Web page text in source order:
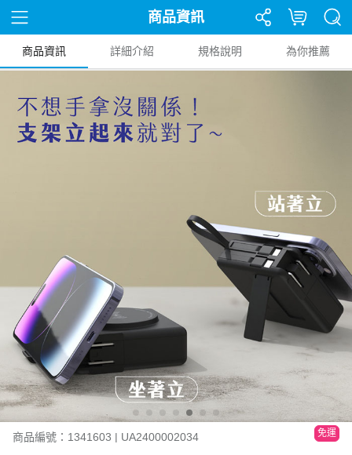
商品資訊
商品資訊 詳細介紹 規格說明 為你推薦
商品編號：1341603 | UA2400002034 免運